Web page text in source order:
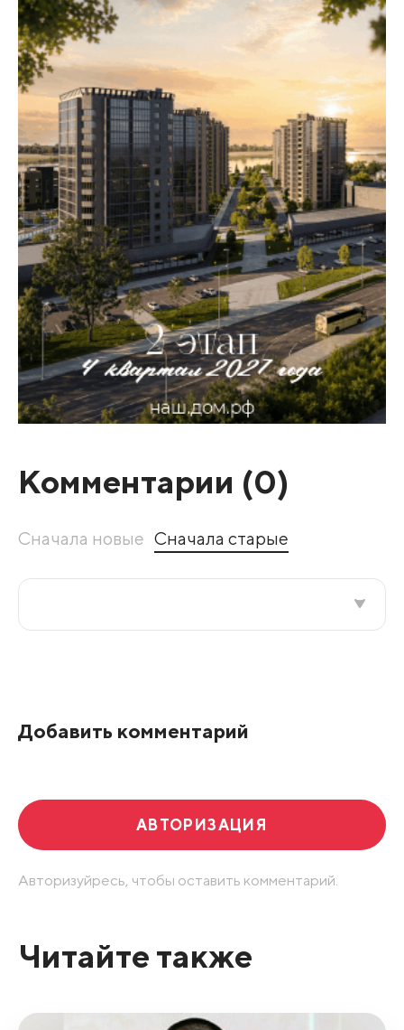
Комментарии (0)
Сначала новые Сначала старые
Добавить комментарий
АВТОРИЗАЦИЯ
Авторизуйресь, чтобы оставить комментарий.
Читайте также